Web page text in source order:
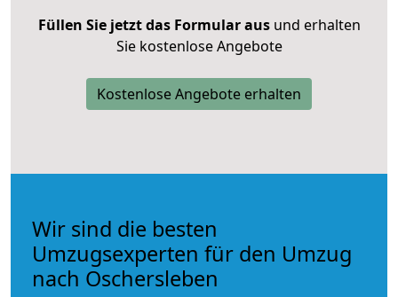
Füllen Sie jetzt das Formular ausund erhalten
Sie kostenlose Angebote
Kostenlose Angebote erhalten
Wir sind die besten
Umzugsexperten für den Umzug
nach Oschersleben